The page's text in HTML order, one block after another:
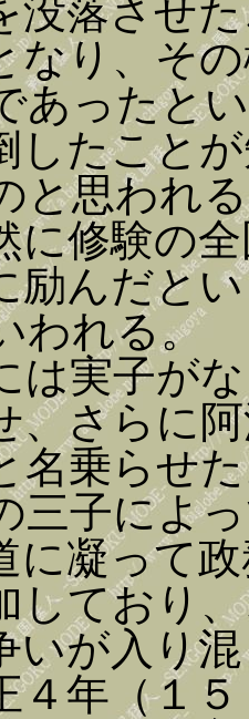
没落させ
なり、そ
あったと
したこと
と思われ
に修験の
励んだと
われる。
は実子が
、さらに
名乗らせ
三子によ
に凝って
しており
いが入り
４年（１